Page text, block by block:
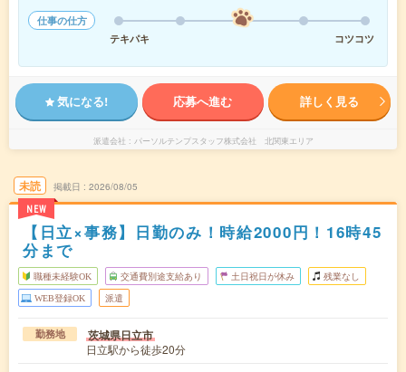
仕事の仕方
テキパキ
コツコツ
気になる! 応募へ進む 詳しく見る
派遣会社 パーソルテンプスタッフ株式会社 北関東エリア
未読
NEW
掲載日 2026/08/05
【日立×事務】日勤のみ！時給2000円！16時45
分まで
職種未経験OK 交通費別途支給あり 土日祝日が休み 残業なし
WEB登録OK 派遣
勤務地 茨城県日立市
日立駅から徒歩20分